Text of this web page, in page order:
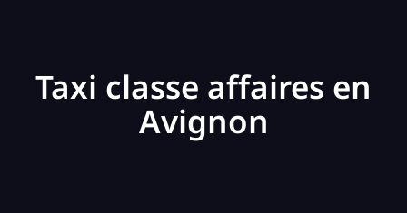
Taxi classe affaires en
Avignon